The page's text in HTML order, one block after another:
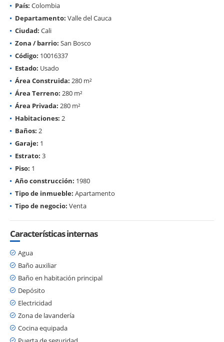
País: Colombia
Departamento: Valle del Cauca
Ciudad: Cali
Zona / barrio: San Bosco
Código: 10016337
Estado: Usado
Área Construida: 280 m²
Área Terreno: 280 m²
Área Privada: 280 m²
Habitaciones: 2
Baños: 2
Garaje: 1
Estrato: 3
Piso: 1
Año construcción: 1980
Tipo de inmueble: Apartamento
Tipo de negocio: Venta
Características internas
Agua
Baño auxiliar
Baño en habitación principal
Depósito
Electricidad
Zona de lavandería
Cocina equipada